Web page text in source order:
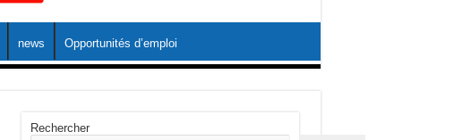
news Opportunités d’emploi
Rechercher